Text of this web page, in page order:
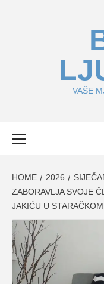
VAŠE
HOME 2026
ZABORAVLJA SVOJE
JAKIĆU U